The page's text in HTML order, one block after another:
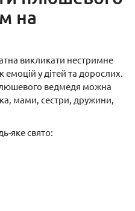
на
викликати нестримне
емоцій у дітей та дорослих.
ведмедя можна
мами, сестри, дружини,
яке свято: